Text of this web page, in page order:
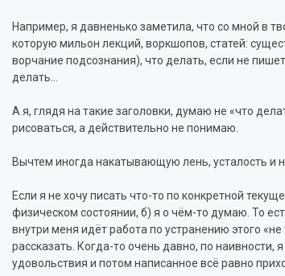
Например, я давненько заметила, что со мной в
которую мильон лекций, воркшопов, статей:
ворчание подсознания), что делать, если не
делать…
А я, глядя на такие заголовки, думаю не «что
рисоваться, а действительно не понимаю.
Вычтем иногда накатывающую лень, усталость и
Если я не хочу писать что-то по конкретной
физическом состоянии, б) я о чём-то думаю. То
внутри меня идёт работа по устранению этого
рассказать. Когда-то очень давно, по наивности,
удовольствия и потом написанное всё равно